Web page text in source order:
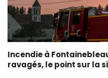
Incendie à
ravagés, le point sur la